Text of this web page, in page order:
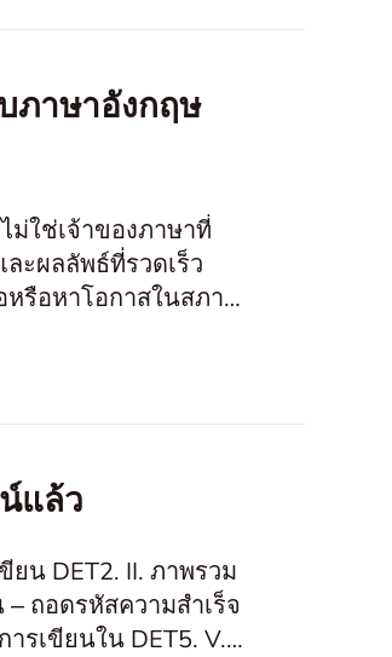
ภาษาอังกฤษ
ใช่เจ้าของภาษาที่
ะผลลัพธ์ที่รวดเร็ว
รือหาโอกาสในสภาพ
แล้ว
น DET2. II. ภาพรวม
ถอดรหัสความสำเร็จ
รเขียนใน DET5. V.